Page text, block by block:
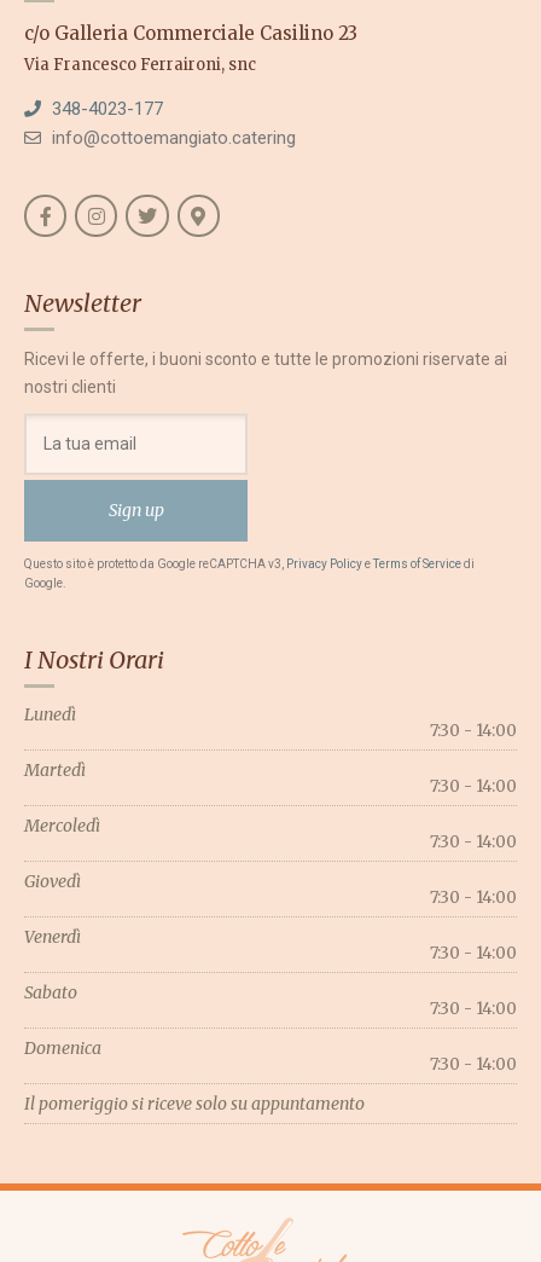
c/o Galleria Commerciale Casilino 23
Via Francesco Ferraironi, snc
348-4023-177
info@cottoemangiato.catering
Newsletter
Ricevi le offerte, i buoni sconto e tutte le promozioni riservate ai
nostri clienti
Questo sito è protetto da Google reCAPTCHA v3, Privacy PolicyeTerms of Servicedi
Google.
I Nostri Orari
Lunedì
7:30 - 14:00
Martedì
7:30 - 14:00
Mercoledì
7:30 - 14:00
Giovedì
7:30 - 14:00
Venerdì
7:30 - 14:00
Sabato
7:30 - 14:00
Domenica
7:30 - 14:00
Il pomeriggio si riceve solo su appuntamento